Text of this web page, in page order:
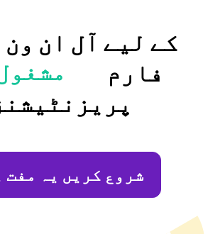
کے لیے آل ان
فارم
شروع کریں یہ مفت